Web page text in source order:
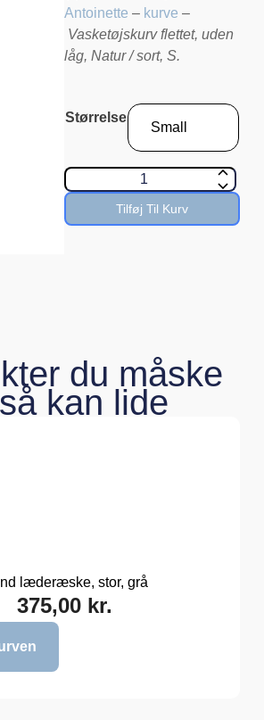
Antoinette – kurve –
Vasketøjskurv flettet, uden
låg, Natur / sort, S.
Størrelse
Tilføj Til Kurv
du måske
kan lide
læderæske, stor, grå
375,00 kr.